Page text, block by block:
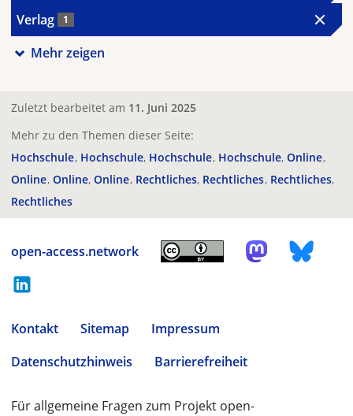
Verlag 1
Mehr zeigen
Zuletzt bearbeitet am 11. Juni 2025
Mehr zu den Themen dieser Seite:
Hochschule Hochschule Hochschule Hochschule Online
Online Online Online Rechtliches Rechtliches Rechtliches
Rechtliches
open-access.network
Kontakt Sitemap
Impressum
Datenschutzhinweis
Barrierefreiheit
Für allgemeine Fragen zum Projekt open-